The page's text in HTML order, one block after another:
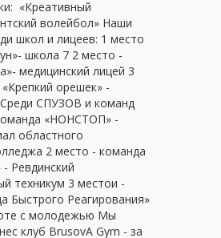
«Креативный
волейбол» Наши
школ и лицеев: 1 место
школа 7 2 место -
медицинский лицей 3
орешек» -
Среди СПУЗОВ и команд
«НОНСТОП» -
областного
2 место - команда
Ревдинский
техникум 3 местои -
Быстрого Реагирования»
с молодежью Мы
клуб BrusovA Gym - за